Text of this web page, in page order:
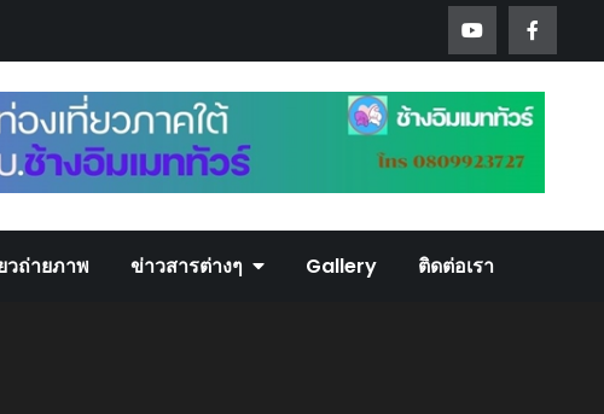
วถ่ายภาพ ข่าวสารต่างๆ Gallery ติดต่อเรา